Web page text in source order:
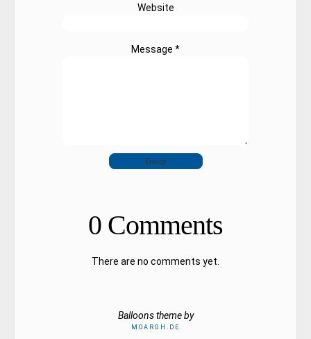
Website
Message *
0 Comments
There are no comments yet.
Balloons theme by
MOARGH.DE